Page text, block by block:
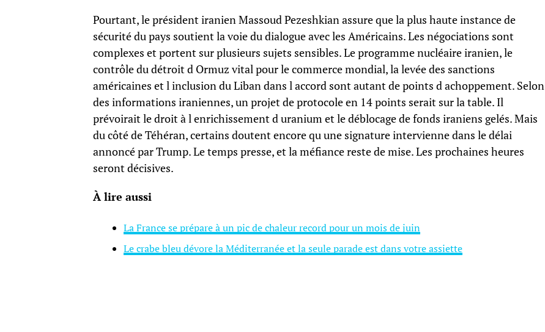
Pourtant, le président iranien Massoud Pezeshkian assure que la plus haute instance de
sécurité du pays soutient la voie du dialogue avec les Américains. Les négociations sont
complexes et portent sur plusieurs sujets sensibles. Le programme nucléaire iranien, le
contrôle du détroit d Ormuz vital pour le commerce mondial, la levée des sanctions
américaines et l inclusion du Liban dans l accord sont autant de points d achoppement. Selon
des informations iraniennes, un projet de protocole en 14 points serait sur la table. Il
prévoirait le droit à l enrichissement d uranium et le déblocage de fonds iraniens gelés. Mais
du côté de Téhéran, certains doutent encore qu une signature intervienne dans le délai
annoncé par Trump. Le temps presse, et la méfiance reste de mise. Les prochaines heures
seront décisives.
À lire aussi
La France se prépare à un pic de chaleur record pour un mois de juin
Le crabe bleu dévore la Méditerranée et la seule parade est dans votre assiette